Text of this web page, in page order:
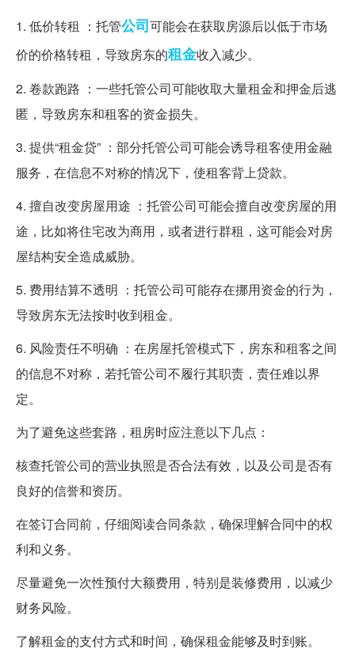
1. 低价转租 ：托管公司可能会在获取房源后以低于市场
价的价格转租，导致房东的租金收入减少。
2. 卷款跑路 ：一些托管公司可能收取大量租金和押金后逃
匿，导致房东和租客的资金损失。
3. 提供“租金贷” ：部分托管公司可能会诱导租客使用金融
服务，在信息不对称的情况下，使租客背上贷款。
4. 擅自改变房屋用途 ：托管公司可能会擅自改变房屋的用
途，比如将住宅改为商用，或者进行群租，这可能会对房
屋结构安全造成威胁。
5. 费用结算不透明 ：托管公司可能存在挪用资金的行为，
导致房东无法按时收到租金。
6. 风险责任不明确 ：在房屋托管模式下，房东和租客之间
的信息不对称，若托管公司不履行其职责，责任难以界
定。
为了避免这些套路，租房时应注意以下几点：
核查托管公司的营业执照是否合法有效，以及公司是否有
良好的信誉和资历。
在签订合同前，仔细阅读合同条款，确保理解合同中的权
利和义务。
尽量避免一次性预付大额费用，特别是装修费用，以减少
财务风险。
了解租金的支付方式和时间，确保租金能够及时到账。